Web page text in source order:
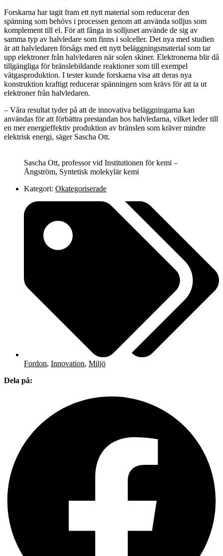
Forskarna har tagit fram ett nytt material som reducerar den
spänning som behövs i processen genom att använda solljus som
komplement till el. För att fånga in solljuset använde de sig av
samma typ av halvledare som finns i solceller. Det nya med studien
är att halvledaren försågs med ett nytt beläggningsmaterial som tar
upp elektroner från halvledaren när solen skiner. Elektronerna blir då
tillgängliga för bränslebildande reaktioner som till exempel
vätgasproduktion. I tester kunde forskarna visa att deras nya
konstruktion kraftigt reducerar spänningen som krävs för att ta ut
elektroner från halvledaren.
– Våra resultat tyder på att de innovativa beläggningarna kan
användas för att förbättra prestandan hos halvledarna, vilket leder till
en mer energieffektiv produktion av bränslen som kräver mindre
elektrisk energi, säger Sascha Ott.
Sascha Ott, professor vid Institutionen för kemi –
Ångström, Syntetisk molekylär kemi
Kategori: Okategoriserade
Fordon, Innovation, Miljö
Dela på: